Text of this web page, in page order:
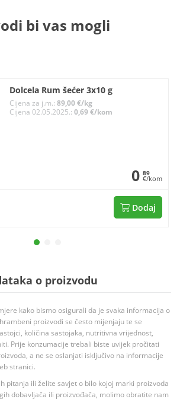
bi vas mogli
Dolcela Rum šećer 3x10 g
Cijena za j.m.:89,00 €/kg
Cijena 02.05.2025.:0,69 €/kom
0 89
€/kom
Dodaj
o proizvodu
kako bismo osigurali da je svaka informacija o
proizvodi se često mijenjaju te se
količina sastojaka, nutritivna vrijednost,
Prije konzumacije trebali biste uvijek pročitati
a ne se oslanjati isključivo na informacije
stranici.
pitanja ili želite savjet o bilo kojoj marki proizvoda
dobavljača ili proizvođača, molimo obratite nam